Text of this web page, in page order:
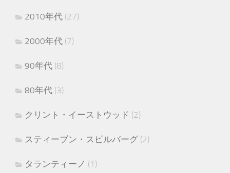
2010年代 (27)
2000年代 (7)
90年代 (8)
80年代 (3)
クリント・イーストウッド (2)
スティーブン・スピルバーグ (2)
タランティーノ (1)